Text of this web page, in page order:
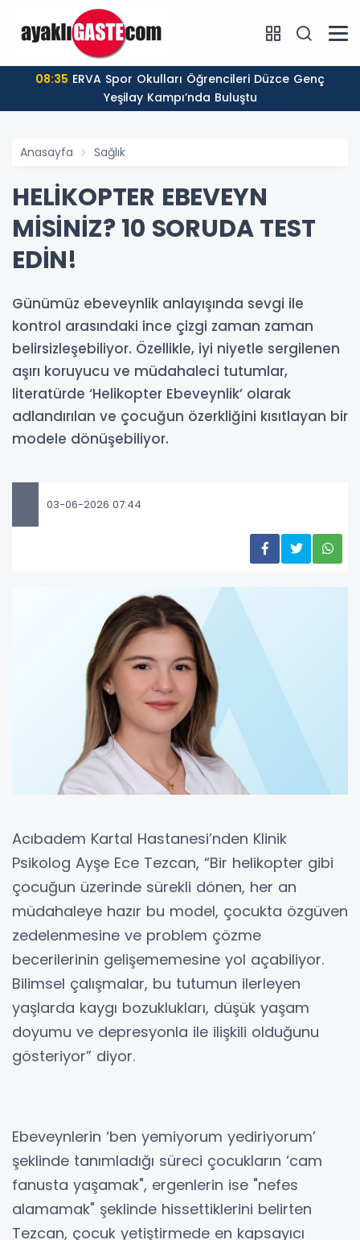
08:35
Yeşilay Kampı’nda Buluştu
Anasayfa Sağlık
HELİKOPTER EBEVEYN
MİSİNİZ? 10 SORUDA TEST
EDİN!
Günümüz ebeveynlik anlayışında sevgi ile
kontrol arasındaki ince çizgi zaman zaman
belirsizleşebiliyor. Özellikle, iyi niyetle sergilenen
aşırı koruyucu ve müdahaleci tutumlar,
literatürde ‘Helikopter Ebeveynlik’ olarak
adlandırılan ve çocuğun özerkliğini kısıtlayan bir
modele dönüşebiliyor.
03-06-2026 07:44
Acıbadem Kartal Hastanesi’nden Klinik
Psikolog Ayşe Ece Tezcan, “Bir helikopter gibi
çocuğun üzerinde sürekli dönen, her an
müdahaleye hazır bu model, çocukta özgüven
zedelenmesine ve problem çözme
becerilerinin gelişememesine yol açabiliyor.
Bilimsel çalışmalar, bu tutumun ilerleyen
yaşlarda kaygı bozuklukları, düşük yaşam
doyumu ve depresyonla ile ilişkili olduğunu
gösteriyor” diyor.
Ebeveynlerin ‘ben yemiyorum yediriyorum’
şeklinde tanımladığı süreci çocukların ‘cam
fanusta yaşamak", ergenlerin ise "nefes
alamamak" şeklinde hissettiklerini belirten
Tezcan, çocuk yetiştirmede en kapsayıcı